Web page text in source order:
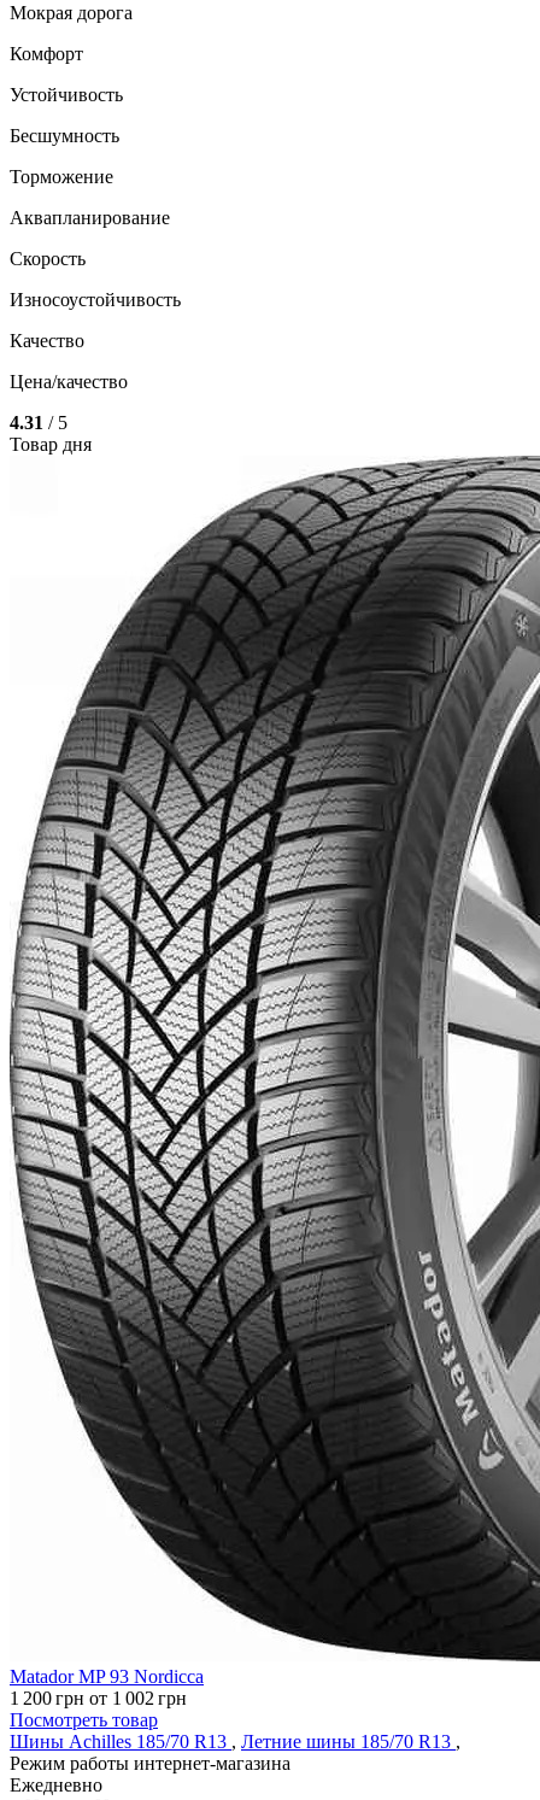
Мокрая дорога
Комфорт
Устойчивость
Бесшумность
Торможение
Аквапланирование
Скорость
Износоустойчивость
Качество
Цена/качество
4.31 / 5
Товар дня
Matador MP 93 Nordicca
1 200грн от 1 002 грн
Посмотреть товар
Шины Achilles 185/70 R13 , Летние шины 185/70 R13 ,
Режим работы интернет-магазина
Ежедневно